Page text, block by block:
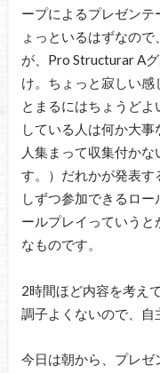
ープによるプレゼン
ょっといるはずなの
が、Pro Structurar A
け。ちょっと寂しい感
とまるにはちょうど
している人は何か大
人集まって収集付か
す。）だれかが発表
しずつ参加できるロ
ールプレイっていう
なものです。
2時間ほど内容を考え
調子よくないので、自
今日は朝から、プレゼ